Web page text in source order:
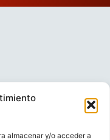
almacenar y/o acceder a